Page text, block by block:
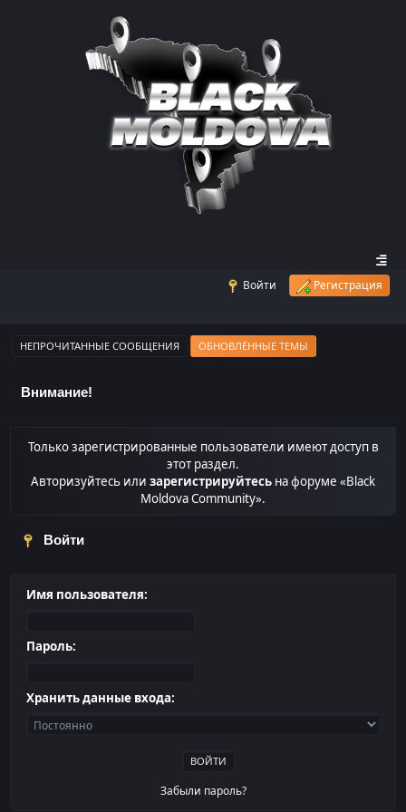
Войти Регистрация
НЕПРОЧИТАННЫЕ СООБЩЕНИЯ ОБНОВЛЁННЫЕ ТЕМЫ
Внимание!
Только зарегистрированные пользователи имеют доступ в
этот раздел.
Авторизуйтесь или зарегистрируйтесь на форуме «Black
Moldova Community».
Войти
Имя пользователя:
Пароль:
Хранить данные входа:
Забыли пароль?